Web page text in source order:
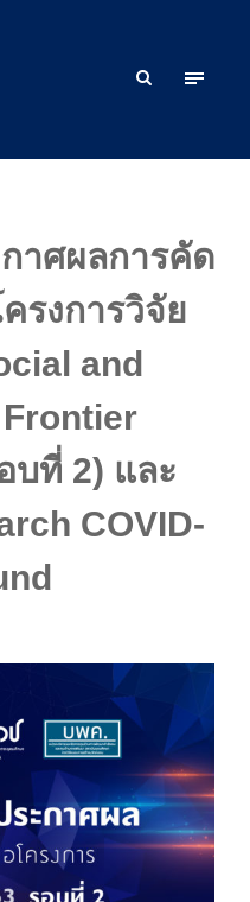
าศผลการคัด
รงการวิจัย
and
บที่ 2) และ
COVID-